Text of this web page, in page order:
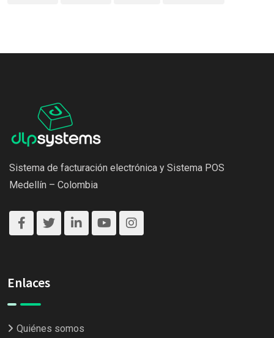
Sistema de facturación electrónica y Sistema POS
Medellín – Colombia
Enlaces
Quiénes somos